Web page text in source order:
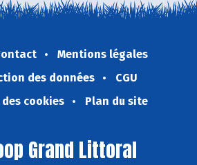
Mentions légales
des données
CGU
cookies
Plan du site
Grand Littoral